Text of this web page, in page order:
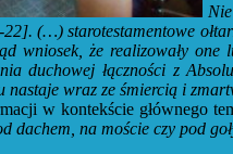
(…) starotestamentowe
wniosek, że realizowały
duchowej łączności z
nastaje wraz ze śmiercią i
w kontekście głównego
dachem, na moście czy pod